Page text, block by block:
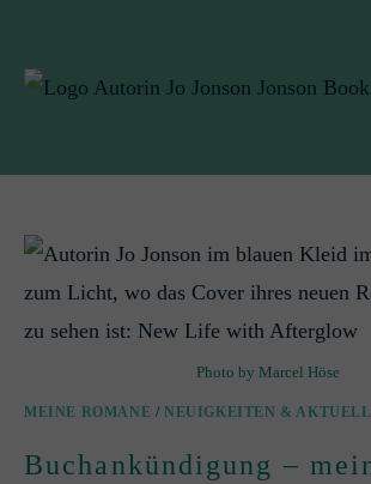
Photo by Marcel Höse
MEINE ROMANE /NEUIGKEITEN &
Buchankündigung –